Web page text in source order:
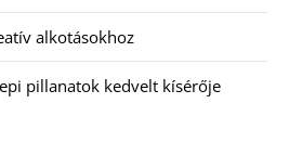
alkotásokhoz
pillanatok kedvelt kísérője